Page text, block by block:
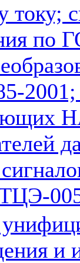
току;
по
2001;
ТЦЭ-
и